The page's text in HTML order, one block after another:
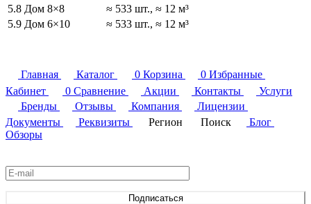
5.8 Дом 8×8
≈ 533 шт., ≈ 12 м³
5.9 Дом 6×10
≈ 533 шт., ≈ 12 м³
Главная Каталог 0 Корзина 0 Избранные
Кабинет
0 Сравнение Акции Контакты
Услуги
Бренды
Отзывы Компания
Лицензии
Документы
Реквизиты Регион Поиск
Блог
Обзоры
Подписаться